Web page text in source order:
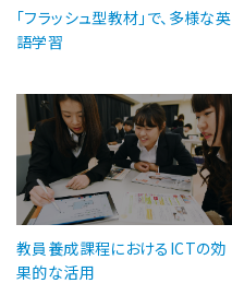
「フラッシュ型教材」で、多様な英
語学習
教員養成課程におけるICTの効
果的な活用